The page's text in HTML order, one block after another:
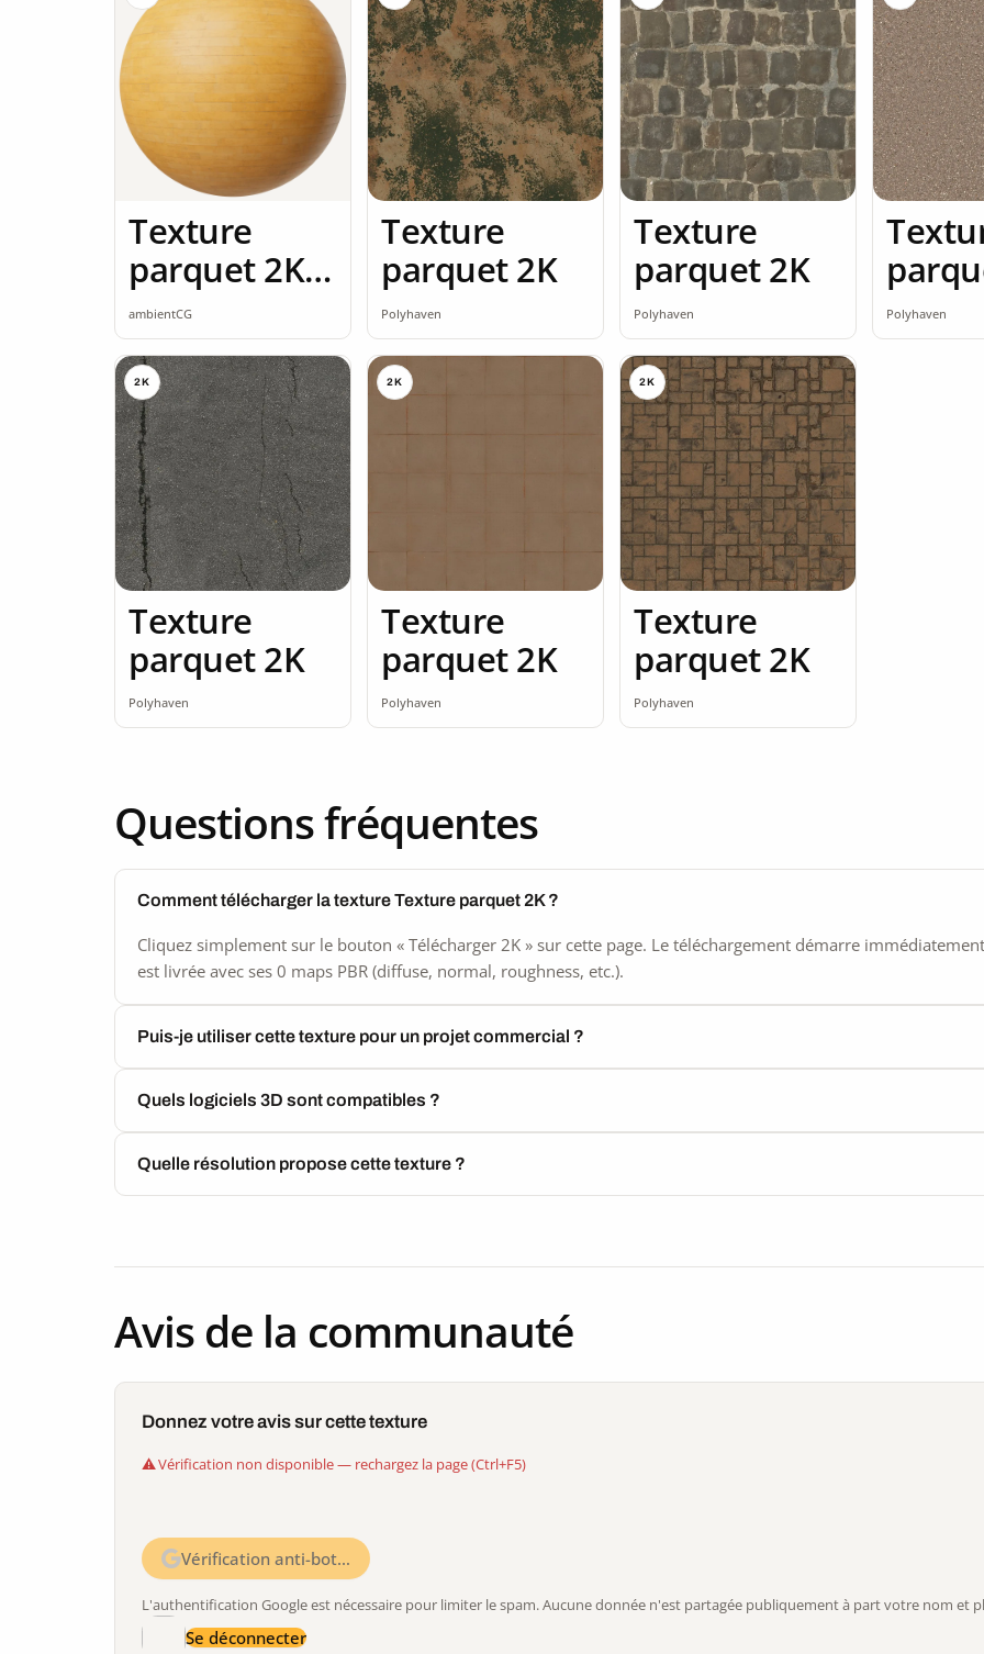
Texture
parquet 2K
seamless
ambientCG
Texture
parquet 2K
Polyhaven
Texture
parquet 2K
Polyhaven Polyhaven
2K
Texture
parquet 2K
Polyhaven
2K
Texture
parquet 2K
Polyhaven
2K
Texture
parquet 2K
Polyhaven
Questions fréquentes
Comment télécharger la texture Texture parquet 2K ?
Cliquez simplement sur le bouton « Télécharger 2K » sur cette page. Le téléchargement démarre
est livrée avec ses 0 maps PBR (diffuse, normal, roughness, etc.).
Puis-je utiliser cette texture pour un projet commercial ?
Quels logiciels 3D sont compatibles ?
Quelle résolution propose cette texture ?
Avis de la communauté
Donnez votre avis sur cette texture
Vérification non disponible — rechargez la page (Ctrl+F5)
Vérification anti-bot…
L'authentification Google est nécessaire pour limiter le spam. Aucune donnée n'est partagée publiquement à part votre nom et
Se déconnecter